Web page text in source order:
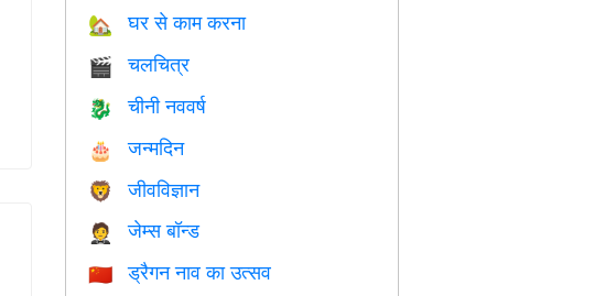
🏡 घर से काम करना
🎬 चलचित्र
🐉 चीनी नववर्ष
🎂 जन्मदिन
🦁 जीवविज्ञान
🤵 जेम्स बॉन्ड
🇨🇳 ड्रैगन नाव का उत्सव